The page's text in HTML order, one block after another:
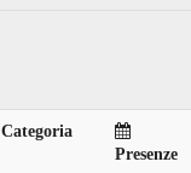
Categoria
Presenze